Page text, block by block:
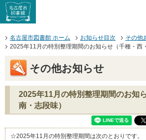
ページの先頭です。
本文へジャンプする。
ここからサイト内共通メニューです。
サイト内共通メニューをスキップする
サイト内共通メニューここまで。
名古屋市図書館 ホーム
お知らせ目次
その他
2025年11月の特別整理期間のお知らせ（千種・西
その他お知らせ
2025年11月の特別整理期間のお知
南・志段味）
☆2025年11月の特別整理期間は次のとおりです。